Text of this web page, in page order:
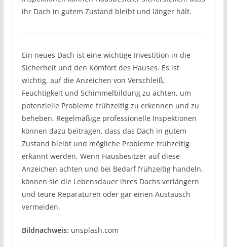
ihr Dach in gutem Zustand bleibt und länger hält.
Ein neues Dach ist eine wichtige Investition in die
Sicherheit und den Komfort des Hauses. Es ist
wichtig, auf die Anzeichen von Verschleiß,
Feuchtigkeit und Schimmelbildung zu achten, um
potenzielle Probleme frühzeitig zu erkennen und zu
beheben. Regelmäßige professionelle Inspektionen
können dazu beitragen, dass das Dach in gutem
Zustand bleibt und mögliche Probleme frühzeitig
erkannt werden. Wenn Hausbesitzer auf diese
Anzeichen achten und bei Bedarf frühzeitig handeln,
können sie die Lebensdauer ihres Dachs verlängern
und teure Reparaturen oder gar einen Austausch
vermeiden.
Bildnachweis: unsplash.com